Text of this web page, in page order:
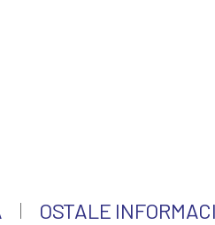
OSTALE